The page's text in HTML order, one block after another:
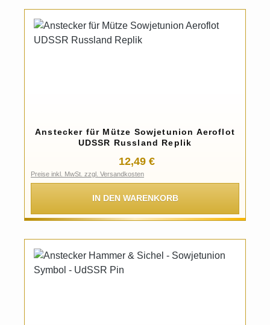
Anstecker für Mütze Sowjetunion Aeroflot
UDSSR Russland Replik
Regulärer Preis:
12,49 €
Preise inkl. MwSt. zzgl. Versandkosten
IN DEN WARENKORB